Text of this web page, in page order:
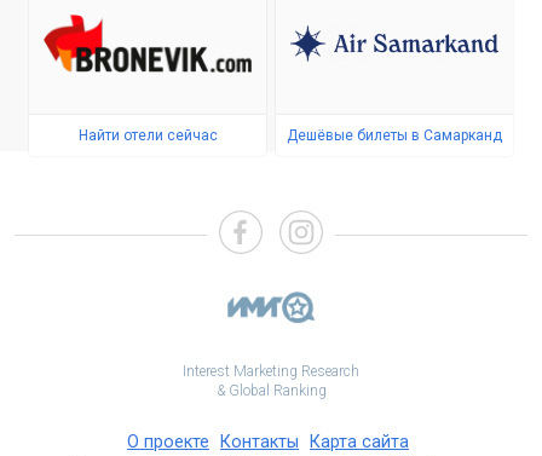
Найти отели сейчас Дешёвые билеты в Самарканд
Interest Marketing Research
& Global Ranking
О проекте Контакты Карта сайта